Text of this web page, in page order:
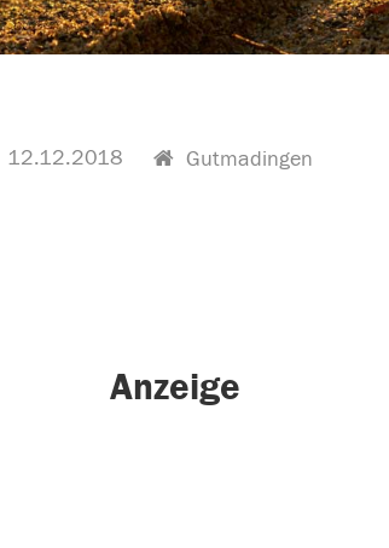
12.12.2018 Gutmadingen
Anzeige